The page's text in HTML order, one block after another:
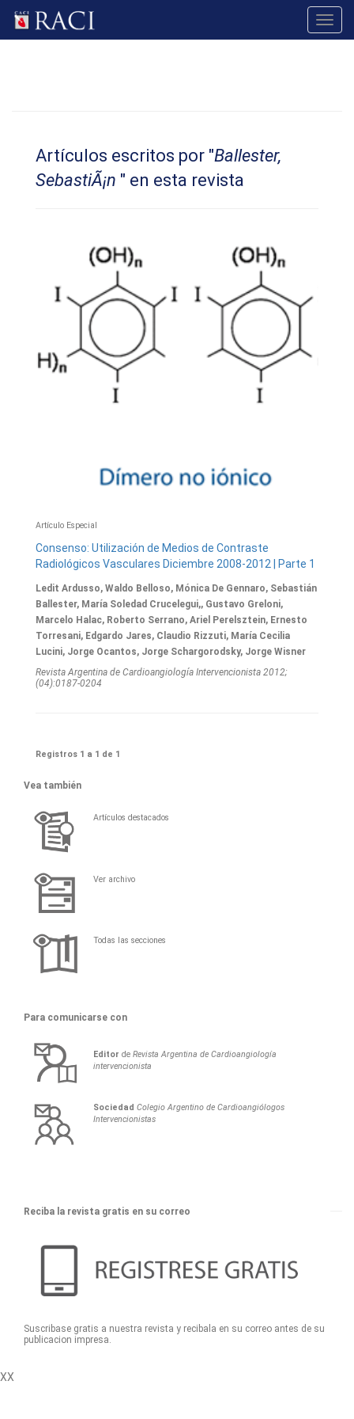
Artículos escritos por "Ballester,
SebastiÃ¡n " en esta revista
Artículo Especial
Consenso: Utilización de Medios de Contraste
Radiológicos Vasculares Diciembre 2008-2012 | Parte 1
Ledit Ardusso, Waldo Belloso, Mónica De Gennaro, Sebastián
Ballester, María Soledad Crucelegui,, Gustavo Greloni,
Marcelo Halac, Roberto Serrano, Ariel Perelsztein, Ernesto
Torresani, Edgardo Jares, Claudio Rizzuti, María Cecilia
Lucini, Jorge Ocantos, Jorge Schargorodsky, Jorge Wisner
Revista Argentina de Cardioangiologí­a Intervencionista 2012;
(04):0187-0204
Registros 1 a 1 de 1
Vea también
Artículos destacados
Ver archivo
Todas las secciones
Para comunicarse con
Editor deRevista Argentina de Cardioangiología
intervencionista
Sociedad Colegio Argentino de Cardioangiólogos
Intervencionistas
Reciba la revista gratis en su correo
Suscribase gratis a nuestra revista y recibala en su correo antes de su
publicacion impresa.
XX